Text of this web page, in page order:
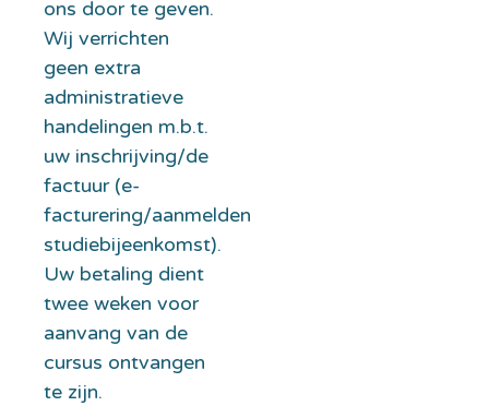
ons door te geven.
Wij verrichten
geen extra
administratieve
handelingen m.b.t.
uw inschrijving/de
factuur (e-
facturering/aanmelden
studiebijeenkomst).
Uw betaling dient
twee weken voor
aanvang van de
cursus ontvangen
te zijn.